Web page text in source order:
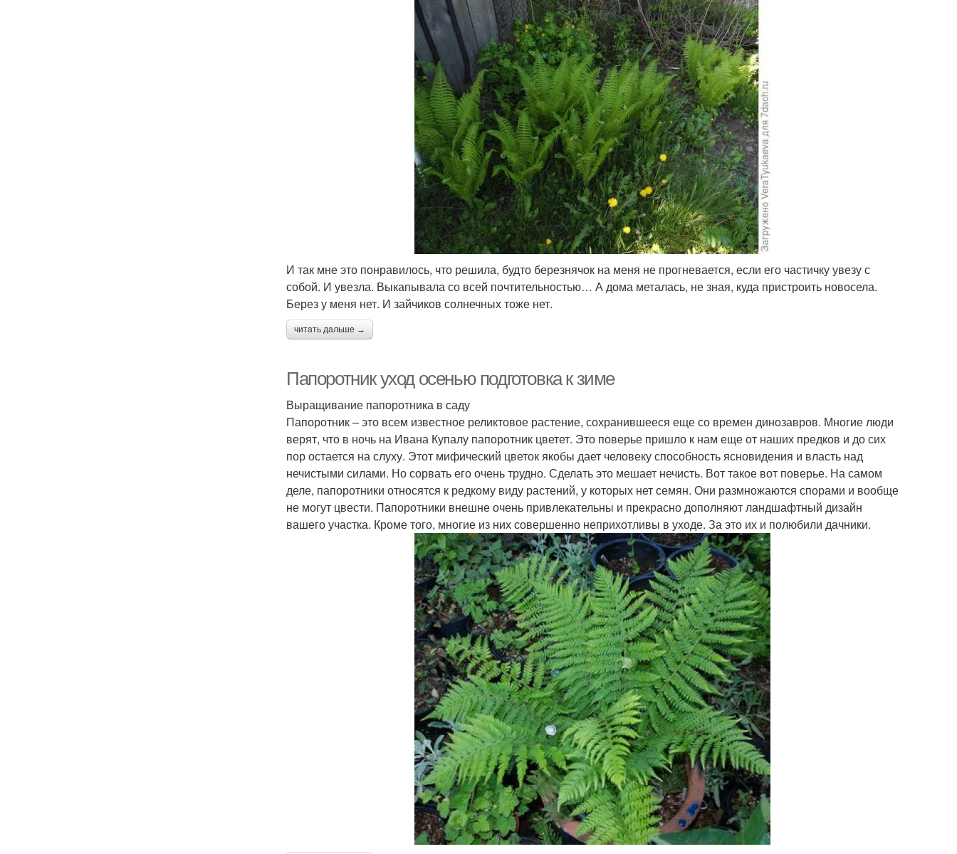
И так мне это понравилось, что решила, будто березнячок на меня не прогневается, если его частичку увезу с
собой. И увезла. Выкапывала со всей почтительностью… А дома металась, не зная, куда пристроить новосела.
Берез у меня нет. И зайчиков солнечных тоже нет.
читать дальше →
Папоротник уход осенью подготовка к зиме
Выращивание папоротника в саду
Папоротник – это всем известное реликтовое растение, сохранившееся еще со времен динозавров. Многие люди
верят, что в ночь на Ивана Купалу папоротник цветет. Это поверье пришло к нам еще от наших предков и до сих
пор остается на слуху. Этот мифический цветок якобы дает человеку способность ясновидения и власть над
нечистыми силами. Но сорвать его очень трудно. Сделать это мешает нечисть. Вот такое вот поверье. На самом
деле, папоротники относятся к редкому виду растений, у которых нет семян. Они размножаются спорами и вообще
не могут цвести. Папоротники внешне очень привлекательны и прекрасно дополняют ландшафтный дизайн
вашего участка. Кроме того, многие из них совершенно неприхотливы в уходе. За это их и полюбили дачники.